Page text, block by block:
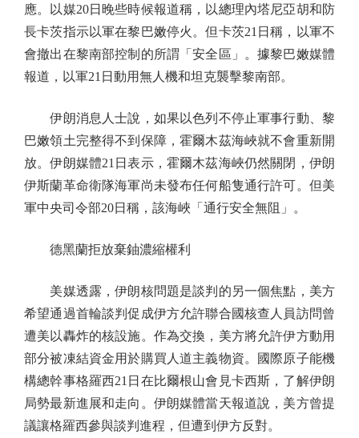
應。以媒20日晚些時候報道稱，以總理內塔尼亞胡和防
長卡茨指示以軍在黎巴嫩停火。但卡茨21日稱，以軍不
會撤出在黎南部控制的所謂「安全區」。據黎巴嫩媒體
報道，以軍21日動用無人機和坦克襲擊黎南部。
伊朗消息人士說，如果以色列不停止軍事行動、黎
巴嫩領土完整得不到保障，霍爾木茲海峽就不會重新開
放。伊朗媒體21日表示，霍爾木茲海峽仍然關閉，伊朗
伊斯蘭革命衛隊海軍尚未發布任何船隻通行許可。但美
軍中央司令部20日稱，該海峽「通行安全無阻」。
德黑蘭拒放棄鈾濃縮權利
美媒透露，伊朗核問題是談判的另一個焦點，美方
希望通過首輪談判促成伊方允許聯合國核查人員訪問曾
遭美以轟炸的核設施。作為交換，美方將允許伊方動用
部分被凍結資金用於購買人道主義物資。國際原子能機
構總幹事格羅西21日在比爾根山會見卡西斯，了解伊朗
局勢最新進展和走向。伊朗媒體當天報道說，美方曾提
議讓格羅西參與談判進程，但遭到伊方反對。